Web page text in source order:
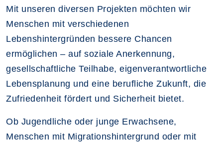
Mit unseren diversen Projekten möchten wir
Menschen mit verschiedenen
Lebenshintergründen bessere Chancen
ermöglichen – auf soziale Anerkennung,
gesellschaftliche Teilhabe, eigenverantwortliche
Lebensplanung und eine berufliche Zukunft, die
Zufriedenheit fördert und Sicherheit bietet.
Ob Jugendliche oder junge Erwachsene,
Menschen mit Migrationshintergrund oder mit